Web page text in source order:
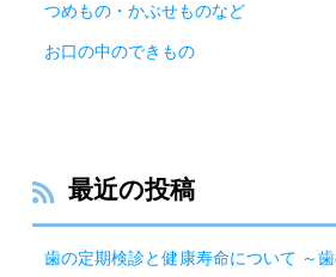
つめもの・かぶせものなど
お口の中のできもの
最近の投稿
歯の定期検診と健康寿命について ～